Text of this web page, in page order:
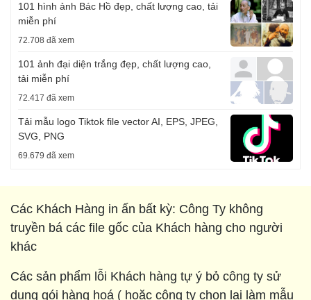
101 hình ảnh Bác Hồ đẹp, chất lượng cao, tải
miễn phí
72.708 đã xem
101 ảnh đại diện trắng đẹp, chất lượng cao,
tải miễn phí
72.417 đã xem
Tải mẫu logo Tiktok file vector AI, EPS, JPEG,
SVG, PNG
69.679 đã xem
Các Khách Hàng in ấn bất kỳ: Công Ty không
truyền bá các file gốc của Khách hàng cho người
khác
Các sản phẩm lỗi Khách hàng tự ý bỏ công ty sử
dụng gói hàng hoá ( hoặc công ty chọn lại làm mẫu